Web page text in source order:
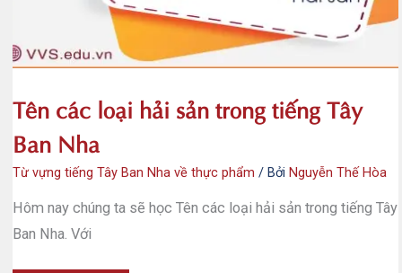
Tên các loại hải sản trong tiếng Tây
Ban Nha
Từ vựng tiếng Tây Ban Nha về thực phẩm / Bởi Nguyễn Thế Hòa
Hôm nay chúng ta sẽ học Tên các loại hải sản trong tiếng Tây
Ban Nha. Với